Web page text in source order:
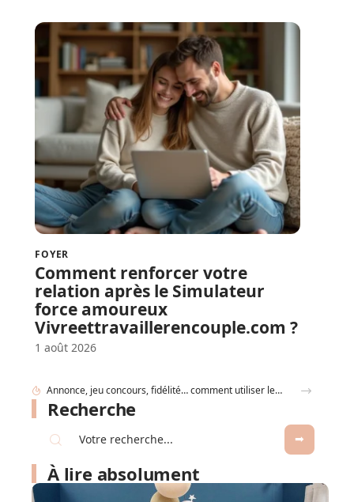
FOYER
Comment renforcer votre
relation après le Simulateur
force amoureux
Vivreettravaillerencouple.com ?
1 août 2026
Gobelet Personnalisé anniversaire pour entreprise : animer un anniversaire de marque
Recherche
À lire absolument